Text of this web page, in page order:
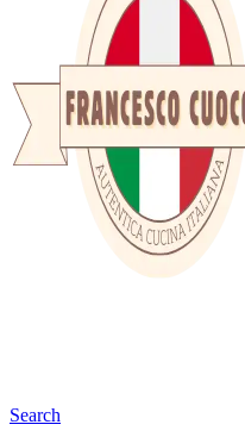
Search